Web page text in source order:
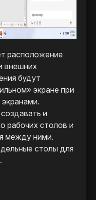
расположение
внешних
будут
экране при
и
рабочих столов и
между ними.
столы для